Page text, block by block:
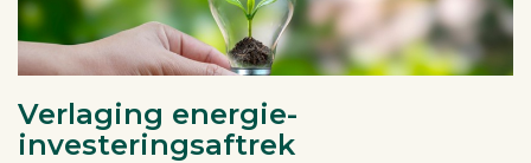
Verlaging energie-
investeringsaftrek